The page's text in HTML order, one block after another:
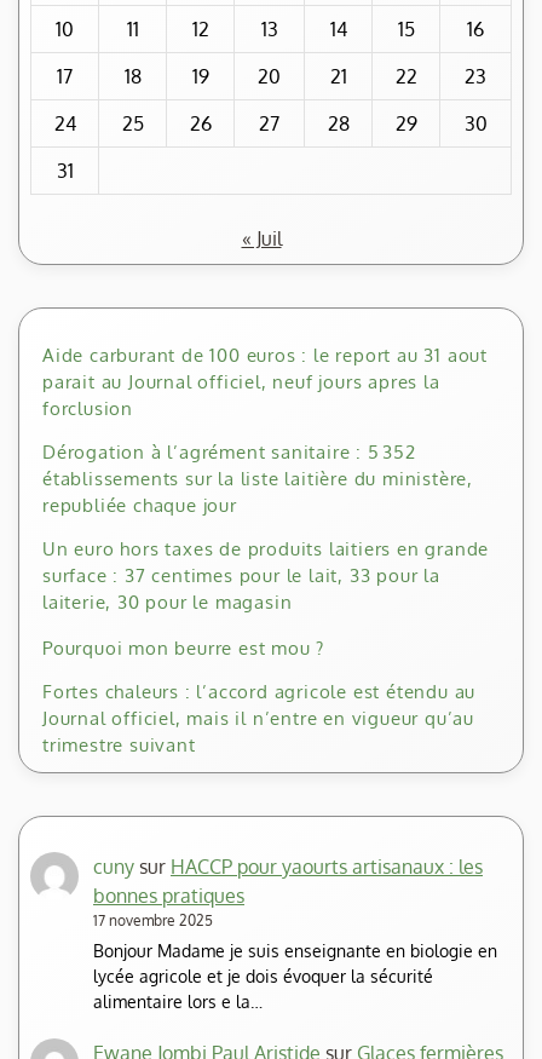
10
11 12 13 14 15
16
17
18 19 20 21 22
23
24
25 26 27 28 29
30
31
« Juil
Aide carburant de 100 euros : le report au 31 aout
parait au Journal officiel, neuf jours apres la
forclusion
Dérogation à l’agrément sanitaire : 5 352
établissements sur la liste laitière du ministère,
republiée chaque jour
Un euro hors taxes de produits laitiers en grande
surface : 37 centimes pour le lait, 33 pour la
laiterie, 30 pour le magasin
Pourquoi mon beurre est mou ?
Fortes chaleurs : l’accord agricole est étendu au
Journal officiel, mais il n’entre en vigueur qu’au
trimestre suivant
cuny sur HACCP pour yaourts artisanaux : les
bonnes pratiques
17 novembre 2025
Bonjour Madame je suis enseignante en biologie en
lycée agricole et je dois évoquer la sécurité
alimentaire lors e la…
Ewane Jombi Paul Aristide sur Glaces fermières